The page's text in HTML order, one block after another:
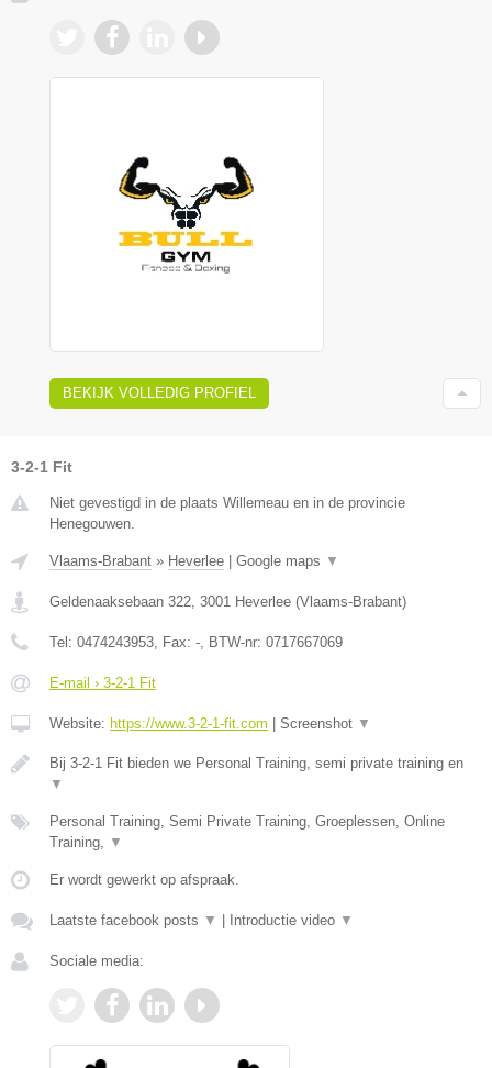
BEKIJK VOLLEDIG PROFIEL
3-2-1 Fit
Niet gevestigd in de plaats Willemeau en in de provincie
Henegouwen.
Vlaams-Brabant » Heverlee Google maps ▼
Geldenaaksebaan 322, 3001 Heverlee (Vlaams-Brabant)
Tel: 0474243953, Fax: -, BTW-nr: 0717667069
E-mail › 3-2-1 Fit
Website: https://www.3-2-1-fit.com Screenshot ▼
Bij 3-2-1 Fit bieden we Personal Training, semi private training en
▼
Personal Training, Semi Private Training, Groeplessen, Online
Training, ▼
Er wordt gewerkt op afspraak.
Laatste facebook posts ▼ Introductie video ▼
Sociale media: